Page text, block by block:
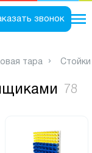
звонок
тара
78